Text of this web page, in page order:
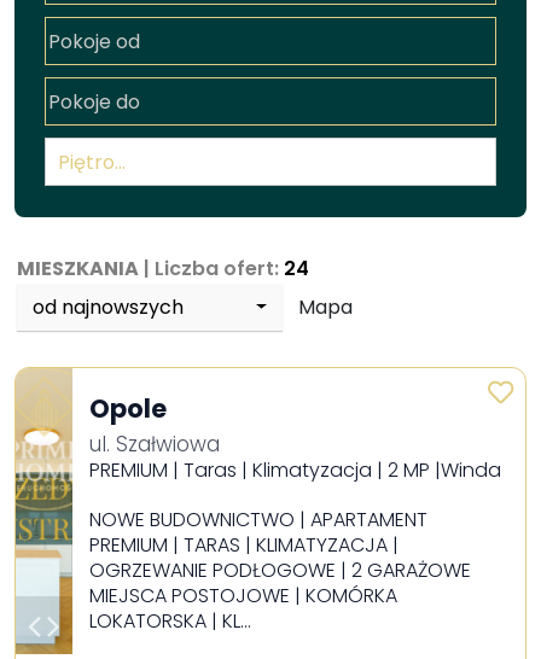
Piętro…
MIESZKANIA | Liczba ofert: 24
od najnowszych
Mapa
Opole
ul. Szałwiowa
PREMIUM | Taras | Klimatyzacja | 2 MP |Winda
NOWE BUDOWNICTWO | APARTAMENT
PREMIUM | TARAS | KLIMATYZACJA |
OGRZEWANIE PODŁOGOWE | 2 GARAŻOWE
MIEJSCA POSTOJOWE | KOMÓRKA
LOKATORSKA | KL…